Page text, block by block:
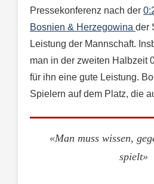
Pressekonferenz nach der
Bosnien & Herzegowina der
Leistung der Mannschaft.
man in der zweiten Halbzeit
für ihn eine gute Leistung.
Spielern auf dem Platz, die
«Man muss wissen,
spielt»